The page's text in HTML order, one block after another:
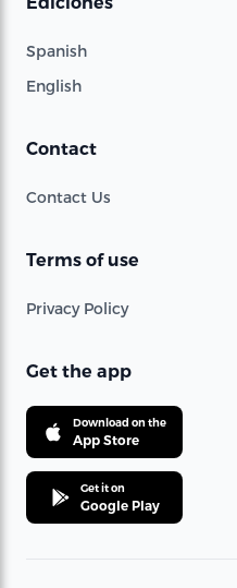
Spanish
English
Contact
Contact Us
Terms of use
Privacy Policy
Get the app
Download on the
App Store
Get it on
Google Play